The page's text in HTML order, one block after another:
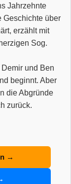
Jahrzehnte
Geschichte über
erzählt mit
Sog.
und Ben
beginnt. Aber
die Abgründe
zurück.
→